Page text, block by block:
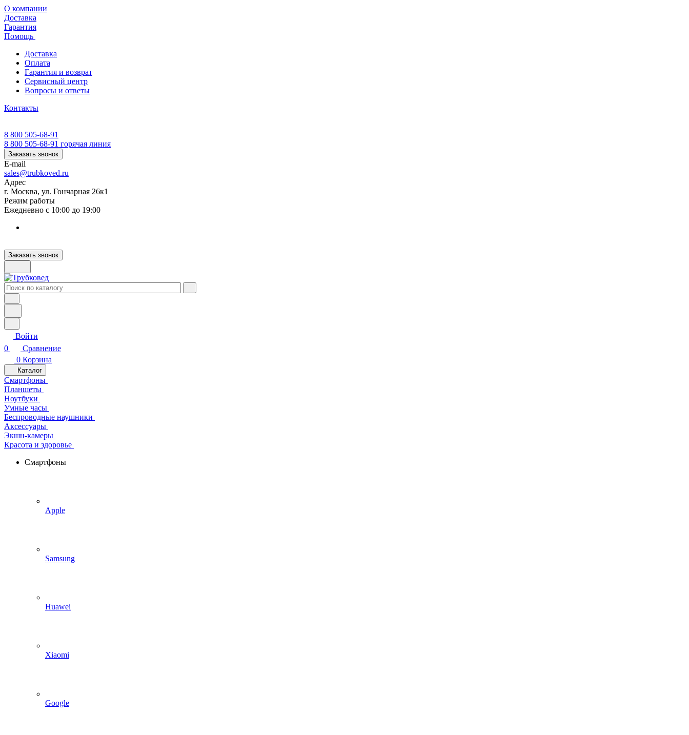
О компании
Доставка
Гарантия
Помощь
Доставка
Оплата
Гарантия и возврат
Сервисный центр
Вопросы и ответы
Контакты
8 800 505-68-91
8 800 505-68-91 горячая линия
Заказать звонок
E-mail
sales@trubkoved.ru
Адрес
г. Москва, ул. Гончарная 26к1
Режим работы
Ежедневно с 10:00 до 19:00
Заказать звонок
Войти
0
Сравнение
0 Корзина
Каталог
Смартфоны
Планшеты
Ноутбуки
Умные часы
Беспроводные наушники
Аксессуары
Экшн-камеры
Красота и здоровье
Смартфоны
Apple
Samsung
Huawei
Xiaomi
Google